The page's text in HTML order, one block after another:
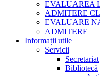
EVALUAREA
ADMITERE
EVALUARE
ADMITERE
Informații utile
Servicii
Secretariat
Bibliotecă